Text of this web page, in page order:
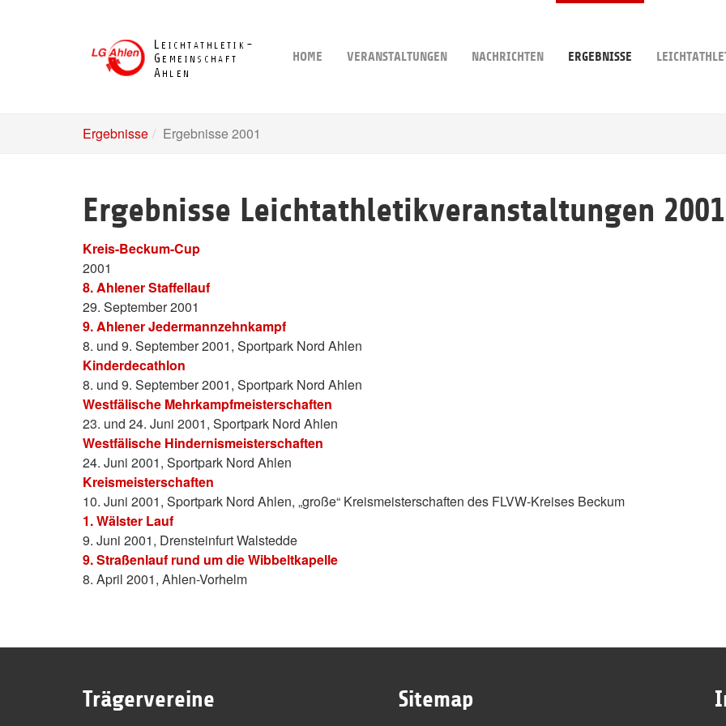
HOME VERANSTALTUNGEN NACHRICHTEN ERGEBNISSE
Ergebnisse Ergebnisse 2001
Ergebnisse Leichtathletikveranstaltungen 2001
Kreis-Beckum-Cup
2001
8. Ahlener Staffellauf
29. September 2001
9. Ahlener Jedermannzehnkampf
8. und 9. September 2001, Sportpark Nord Ahlen
Kinderdecathlon
8. und 9. September 2001, Sportpark Nord Ahlen
Westfälische Mehrkampfmeisterschaften
23. und 24. Juni 2001, Sportpark Nord Ahlen
Westfälische Hindernismeisterschaften
24. Juni 2001, Sportpark Nord Ahlen
Kreismeisterschaften
10. Juni 2001, Sportpark Nord Ahlen, „große“ Kreismeisterschaften des FLVW-Kreises Beckum
1. Wälster Lauf
9. Juni 2001, Drensteinfurt Walstedde
9. Straßenlauf rund um die Wibbeltkapelle
8. April 2001, Ahlen-Vorhelm
Trägervereine Sitemap